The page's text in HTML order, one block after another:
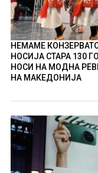
НЕМАМЕ
НОСИЈА СТАРА 130
НОСИ НА МОДНА
НА МАКЕДОНИЈА